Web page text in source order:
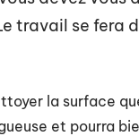
travail se fera
la surface
et pourra